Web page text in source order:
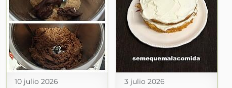
10 julio 2026
3 julio 2026